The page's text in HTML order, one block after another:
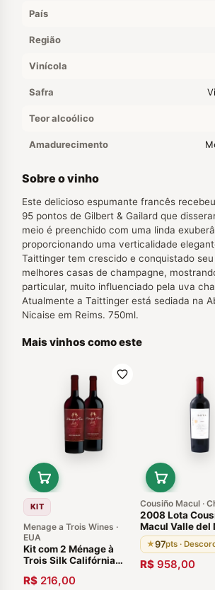
País
Região
Vinícola
Safra
Teor alcoólico
Amadurecimento
Sobre o vinho
Este delicioso espumante francês
95 pontos de Gilbert & Gailard que
meio é preenchido com uma linda
proporcionando uma verticalidade
Taittinger tem crescido e conquistado
melhores casas de champagne,
particular, muito influenciado pela uva
Atualmente a Taittinger está sediada na
Nicaise em Reims. 750ml.
Mais vinhos como este
KIT
Menage a Trois Wines ·
EUA
Kit com 2 Ménage à
Trois Silk Califórnia
R$ 216,00
Cousiño Macul ·
2008 Lota
Macul Valle del
Chileno
★97pts ·
R$ 958,00